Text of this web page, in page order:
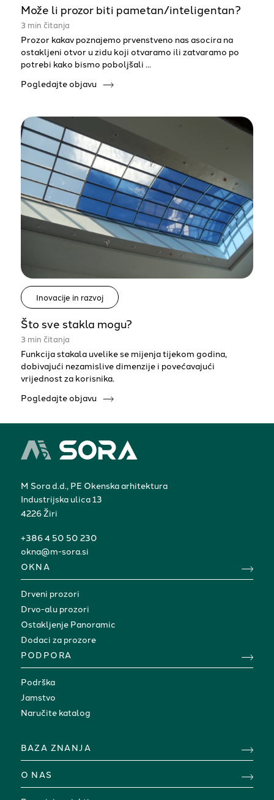
Može li prozor biti pametan/inteligentan?
3 min čitanja
Prozor kakav poznajemo prvenstveno nas asocira na
ostakljeni otvor u zidu koji otvaramo ili zatvaramo po
potrebi kako bismo poboljšali ...
Pogledajte objavu
Inovacije in razvoj
Što sve stakla mogu?
3 min čitanja
Funkcija stakala uvelike se mijenja tijekom godina,
dobivajući nezamislive dimenzije i povećavajući
vrijednost za korisnika.
Pogledajte objavu
M Sora d.d., PE Okenska arhitektura
Industrijska ulica 13
4226 Žiri
+386 4 50 50 230
okna@m-sora.si
OKNA
Drveni prozori
Drvo-alu prozori
Ostakljenje Panoramic
Dodaci za prozore
PODPORA
Podrška
Jamstvo
Naručite katalog
BAZA ZNANJA
O NAS